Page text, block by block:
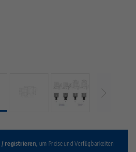
/ registrieren,um Preise und Verfügbarkeiten